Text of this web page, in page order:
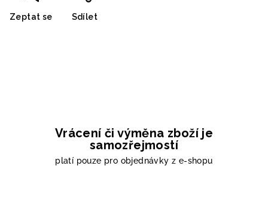
Zeptat se Sdílet
Vrácení či výměna zboží je
samozřejmostí
platí pouze pro objednávky z e-shopu